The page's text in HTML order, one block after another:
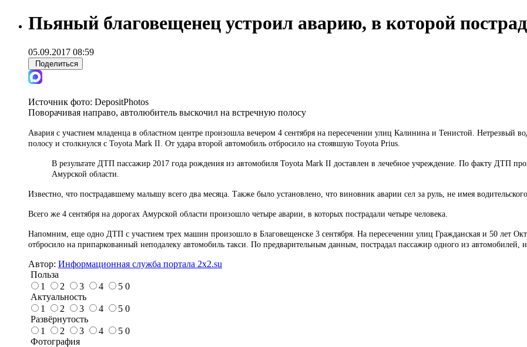
Пьяный благовещенец устроил аварию, в которой
05.09.2017 08:59
Поделиться
Источник фото: DepositPhotos
Поворачивая направо, автолюбитель выскочил на встречную полосу
Авария с участием младенца в областном центре произошла вечером 4 сентября на пересечении улиц Калинина и Тенистой. Нетрезвый
полосу и столкнулся с Toyota Mark II. От удара второй автомобиль отбросило на стоявшую Toyota Prius.
В результате ДТП пассажир 2017 года рождения из автомобиля Toyota Mark II доставлен в лечебное учреждение. По факту ДТП
Амурской области.
Известно, что пострадавшему малышу всего два месяца. Также было установлено, что виновник аварии сел за руль, не имея водительского
Всего же 4 сентября на дорогах Амурской области произошло четыре аварии, в которых пострадали четыре человека.
Напомним, еще одно ДТП с участием трех машин произошло в Благовещенске 3 сентября. На пересечении улиц Гражданская и 50 лет
отбросило на припаркованный неподалеку автомобиль такси. По предварительным данным, пострадал пассажир одного из автомобилей,
Автор: Информационная служба портала 2x2.su
Польза
1
2 3 4 5 0
Актуальность
1
2 3 4 5 0
Развёрнутость
1
2 3 4 5 0
Фотография